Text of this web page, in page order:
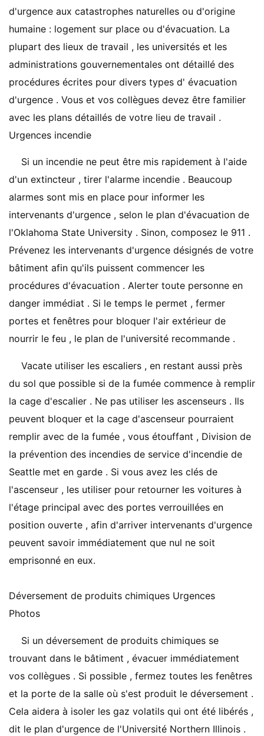
d'urgence aux catastrophes naturelles ou d'origine
humaine : logement sur ​​place ou d'évacuation. La
plupart des lieux de travail , les universités et les
administrations gouvernementales ont détaillé des
procédures écrites pour divers types d' évacuation
d'urgence . Vous et vos collègues devez être familier
avec les plans détaillés de votre lieu de travail .
Urgences incendie
Si un incendie ne peut être mis rapidement à l'aide
d'un extincteur , tirer l'alarme incendie . Beaucoup
alarmes sont mis en place pour informer les
intervenants d'urgence , selon le plan d'évacuation de
l'Oklahoma State University . Sinon, composez le 911 .
Prévenez les intervenants d'urgence désignés de votre
bâtiment afin qu'ils puissent commencer les
procédures d'évacuation . Alerter toute personne en
danger immédiat . Si le temps le permet , fermer
portes et fenêtres pour bloquer l'air extérieur de
nourrir le feu , le plan de l'université recommande .
Vacate utiliser les escaliers , en restant aussi près
du sol que possible si de la fumée commence à remplir
la cage d'escalier . Ne pas utiliser les ascenseurs . Ils
peuvent bloquer et la cage d'ascenseur pourraient
remplir avec de la fumée , vous étouffant , Division de
la prévention des incendies de service d'incendie de
Seattle met en garde . Si vous avez les clés de
l'ascenseur , les utiliser pour retourner les voitures à
l'étage principal avec des portes verrouillées en
position ouverte , afin d'arriver intervenants d'urgence
peuvent savoir immédiatement que nul ne soit
emprisonné en eux.
Déversement de produits chimiques Urgences
Photos
Si un déversement de produits chimiques se
trouvant dans le bâtiment , évacuer immédiatement
vos collègues . Si possible , fermez toutes les fenêtres
et la porte de la salle où s'est produit le déversement .
Cela aidera à isoler les gaz volatils qui ont été libérés ,
dit le plan d'urgence de l'Université Northern Illinois .